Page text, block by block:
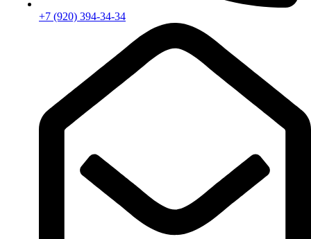
+7 (920) 394-34-34